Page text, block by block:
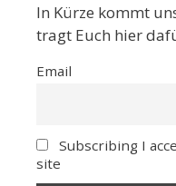
In Kürze kommt
tragt Euch hier
Email
Subscribing I
site